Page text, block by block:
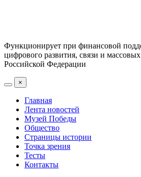
Функционирует при финансовой
цифрового развития, связи и
Российской Федерации
×
Главная
Лента новостей
Музей Победы
Общество
Страницы истории
Точка зрения
Тесты
Контакты